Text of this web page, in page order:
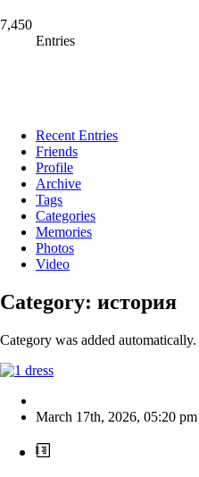
7,450
Entries
Recent Entries
Friends
Profile
Archive
Tags
Categories
Memories
Photos
Video
Category: история
Category was added automatically.
March 17th, 2026, 05:20 pm